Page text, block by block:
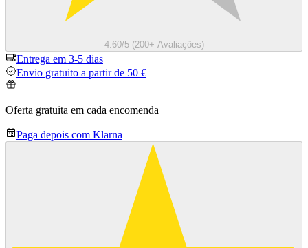
4.60/5 (200+ Avaliações)
Entrega em 3-5 dias
Envio gratuito a partir de 50 €
Oferta gratuita em cada encomenda
Paga depois com Klarna